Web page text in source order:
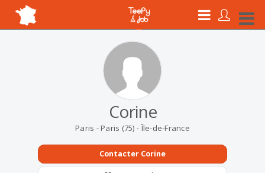
Corine
Paris - Paris (75) - Île-de-France
Contacter Corine